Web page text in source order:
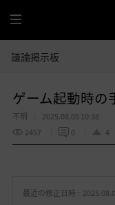
全
体
議論掲示板
ゲーム起動時の
不明
2025.08.09 10:38
2457
0 4
最近の修正日時 :